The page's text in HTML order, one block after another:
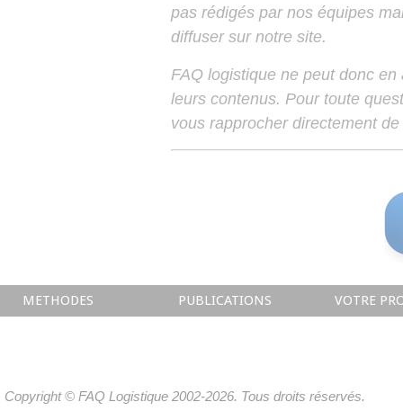
pas rédigés par nos équipes
diffuser sur notre site.
FAQ logistique ne peut donc
leurs contenus. Pour toute
vous rapprocher directement
METHODES PUBLICATIONS VOTRE
Copyright © FAQ Logistique 2002-2026. Tous droits réservés.